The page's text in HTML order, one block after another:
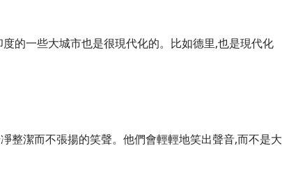
的一些大城市也是很現代化的。比如德里,也是現代化
整潔而不張揚的笑聲。他們會輕輕地笑出聲音,而不是大